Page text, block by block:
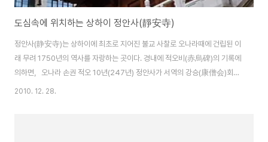
도심속에 위치하는 상하이 정안사(靜安寺)
정안사(静安寺)는 상하이에 최초로 지어진 불교 사찰로 오나라때에 건립된 이
래 무려 1750년의 역사를 자랑하는 곳이다. 경내에 적오비(赤烏碑)의 기록에
의하면，오나라 손권 적오 10년(247년) 정안사가 서역의 강승(康僧会)회에
의해서 지어졌다고 한다． 원래의 이름은 중원사(重元寺)였다고 한다. 당나라
2010. 12. 28.